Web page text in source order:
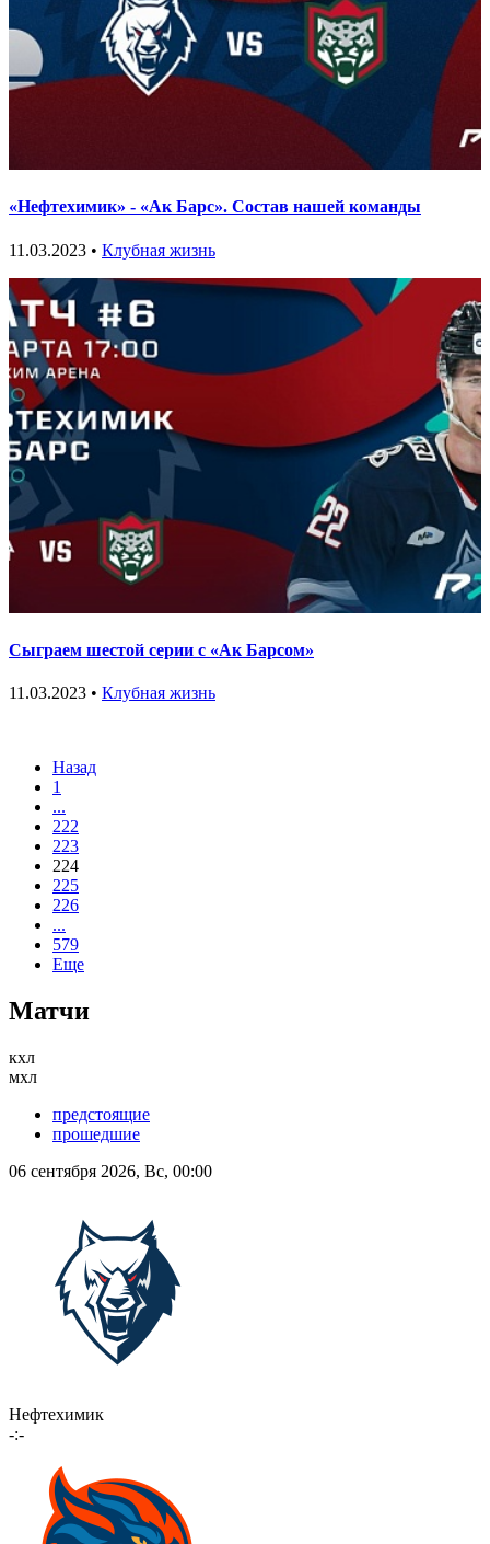
«Нефтехимик» - «Ак Барс». Состав нашей команды
11.03.2023 • Клубная жизнь
Сыграем шестой серии с «Ак Барсом»
11.03.2023 • Клубная жизнь
Назад
1
...
222
223
224
225
226
...
579
Еще
Матчи
кхл
мхл
предстоящие
прошедшие
06 сентября 2026, Вс, 00:00
Нефтехимик
-:-